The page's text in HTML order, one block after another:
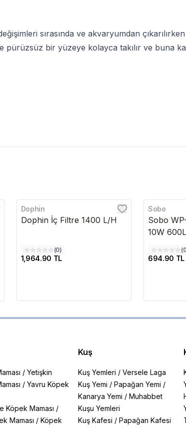
sırasında ve akvaryumdan
pürüzsüz bir yüzeye kolayca takılır ve buna
Dophin
Dophin İç Filtre 1400 L/H
(0)
1,964.90 TL
Sobo
Sobo
10W
(
694.90 TL
/Yetişkin
/Yavru Köpek
Köpek Maması /
Maması /Köpek
Kuş
Kuş Yemleri / Versele Laga
Kuş Yemi / Papağan Yemi /
Kanarya Yemi / Muhabbet
Kuşu Yemleri
Kuş Kafesi / Papağan Kafesi